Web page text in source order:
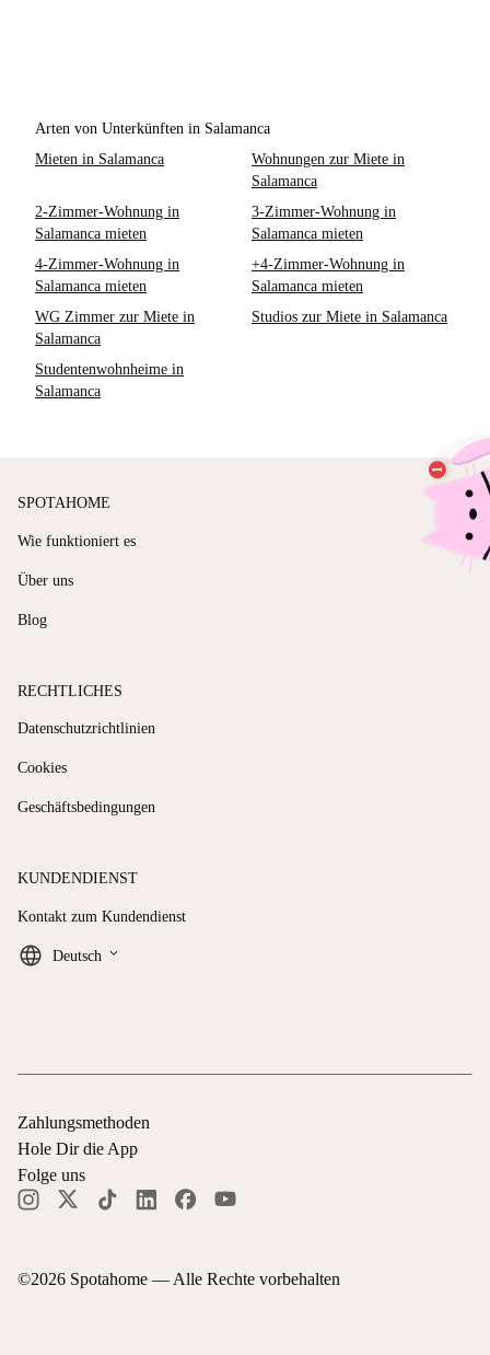
Arten von Unterkünften in Salamanca
Mieten in Salamanca
Wohnungen zur Miete in
Salamanca
2-Zimmer-Wohnung in
Salamanca mieten
3-Zimmer-Wohnung in
Salamanca mieten
4-Zimmer-Wohnung in
Salamanca mieten
+4-Zimmer-Wohnung in
Salamanca mieten
WG Zimmer zur Miete in
Salamanca
Studios zur Miete in Salamanca
Studentenwohnheime in
Salamanca
SPOTAHOME
Wie funktioniert es
Über uns
Blog
RECHTLICHES
Datenschutzrichtlinien
Cookies
Geschäftsbedingungen
KUNDENDIENST
Kontakt zum Kundendienst
Deutsch keyboard_arrow_down
©2026 Spotahome — Alle Rechte vorbehalten
Zahlungsmethoden
Hole Dir die App
Folge uns